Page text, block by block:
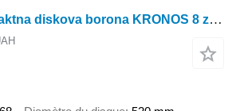
Veles-Agro Kompaktna diskova borona KRONOS 8 z nozhovimi kotkami